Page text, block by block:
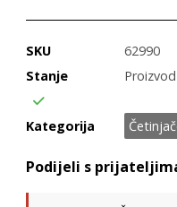
SKU
62990
Stanje
Kategorija